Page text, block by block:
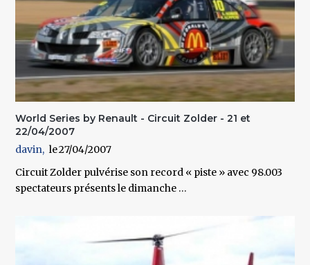
World Series by Renault - Circuit Zolder - 21 et
22/04/2007
davin
27/04/2007
Circuit Zolder pulvérise son record « piste » avec 98.003
spectateurs présents le dimanche …